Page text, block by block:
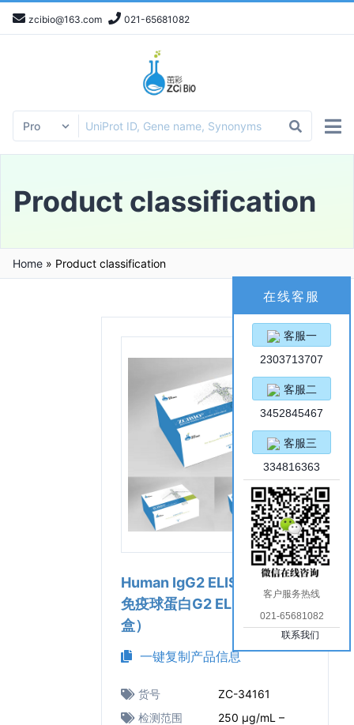
zcibio@163.com 021-65681082
Product classification
Home » Product classification
Human IgG2 ELISA Kit（人
免疫球蛋白G2 ELISA试剂
盒）
一键复制产品信息
货号
ZC-34161
检测范围
250 μg/mL –
在线客服
客服一
2303713707
客服二
3452845467
客服三
334816363
客户服务热线
021-65681082
联系我们